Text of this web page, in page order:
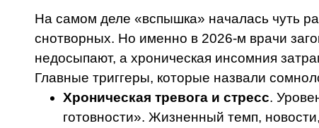
На самом деле «вспышка» началась чуть
снотворных. Но именно в 2026-м врачи
недосыпают, а хроническая инсомния
Главные триггеры, которые назвали
Хроническая тревога и стресс.
готовности». Жизненный темп,